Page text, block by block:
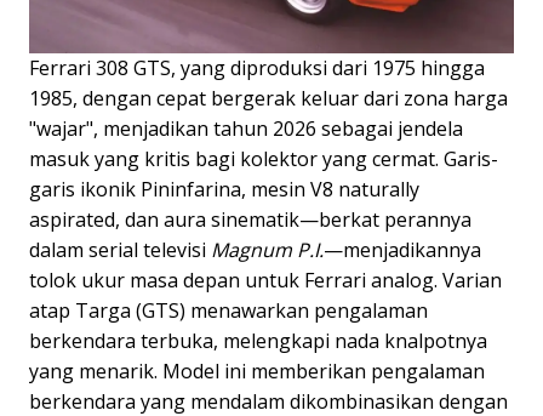
Ferrari 308 GTS, yang diproduksi dari 1975 hingga
1985, dengan cepat bergerak keluar dari zona harga
"wajar", menjadikan tahun 2026 sebagai jendela
masuk yang kritis bagi kolektor yang cermat. Garis-
garis ikonik Pininfarina, mesin V8 naturally
aspirated, dan aura sinematik—berkat perannya
dalam serial televisi Magnum P.I.—menjadikannya
tolok ukur masa depan untuk Ferrari analog. Varian
atap Targa (GTS) menawarkan pengalaman
berkendara terbuka, melengkapi nada knalpotnya
yang menarik. Model ini memberikan pengalaman
berkendara yang mendalam dikombinasikan dengan